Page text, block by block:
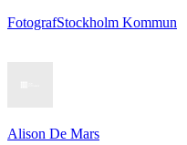
FotografStockholm Kommun
Alison De Mars